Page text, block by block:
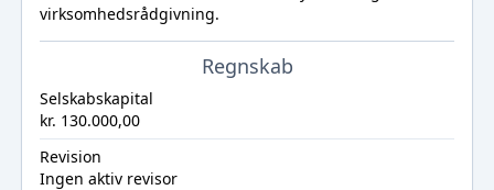
virksomhedsrådgivning.
Regnskab
Selskabskapital
kr. 130.000,00
Revision
Ingen aktiv revisor